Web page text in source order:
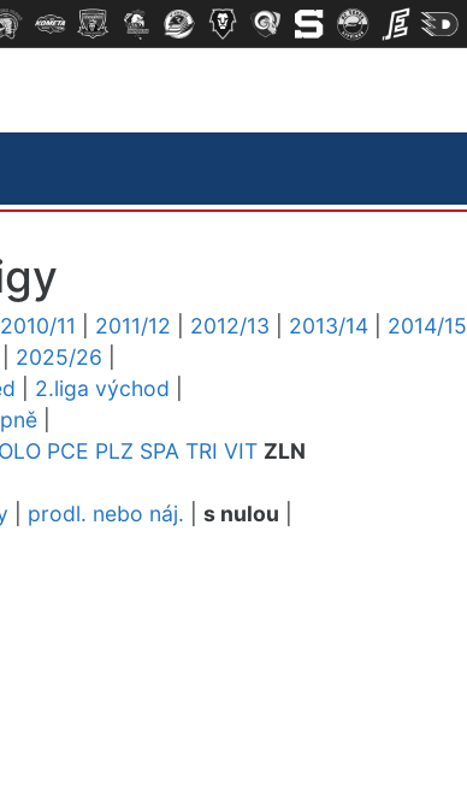
2010/11 2011/12 2012/13 2013/14 2014/15
2025/26
2.liga východ
OLO PCE PLZ SPA TRI VIT ZLN
prodl. nebo náj. s nulou